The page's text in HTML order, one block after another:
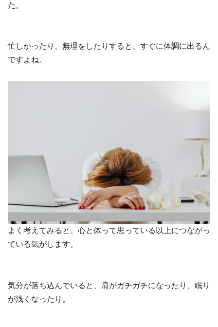
た。
忙しかったり、無理をしたりすると、すぐに体調に出るん
ですよね。
よく考えてみると、心と体って思っている以上につながっ
ている気がします。
気分が落ち込んでいると、肩がガチガチになったり、眠り
が浅くなったり。